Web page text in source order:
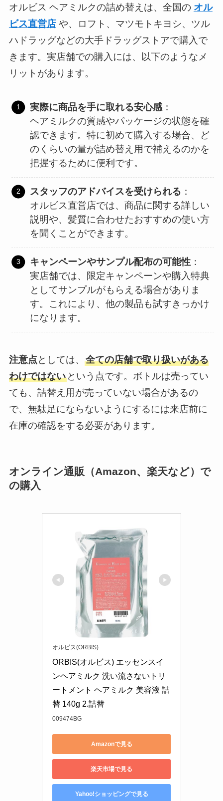
オルビス ヘアミルクの詰め替えは、全国の オル
ビス直営店や、ロフト、マツモトキヨシ、ツル
ハドラッグなどの大手ドラッグストアで購入で
きます。実店舗での購入には、以下のようなメ
リットがあります。
実際に商品を手に取れる安心感 ：
ヘアミルクの質感やパッケージの状態を確
認できます。特に初めて購入する場合、ど
のくらいの量が詰め替え用で補えるのかを
把握するために便利です。
スタッフのアドバイスを受けられる ：
オルビス直営店では、商品に関する詳しい
説明や、髪質に合わせたおすすめの使い方
を聞くことができます。
キャンペーンやサンプル配布の可能性 ：
実店舗では、限定キャンペーンや購入特典
としてサンプルがもらえる場合がありま
す。これにより、他の製品も試すきっかけ
になります。
注意点としては、 全ての店舗で取り扱いがある
わけではないという点です。ボトルは売ってい
ても、詰替え用が売っていない場合があるの
で、無駄足にならないようにするには来店前に
在庫の確認をする必要があります。
オンライン通販（Amazon、楽天など）で
の購入
オルビス(ORBIS)
ORBIS(オルビス) エッセンスイ
ンヘアミルク 洗い流さないトリ
ートメント ヘアミルク 美容液 詰
替 140g 2.詰替
009474BG
Amazonで見る
楽天市場で見る
Yahoo!ショッピングで見る